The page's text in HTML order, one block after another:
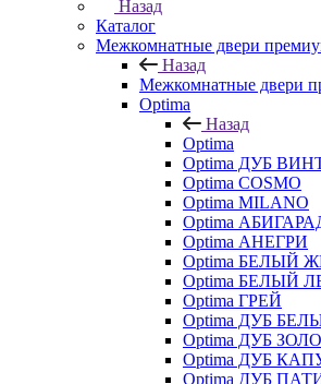
Назад
Каталог
Межкомнатные двери
Назад
Межкомнатные двери
Optima
Назад
Optima
Optima ДУБ
Optima COSMO
Optima MILANO
Optima
Optima АНЕГРИ
Optima БЕЛЫЙ
Optima БЕЛЫЙ
Optima ГРЕЙ
Optima ДУБ
Optima ДУБ
Optima ДУБ
Optima ДУБ